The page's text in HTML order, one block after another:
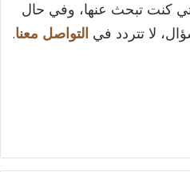
كنت تبحث عنها، وفي حال
لا تتردد في التواصل معنا.